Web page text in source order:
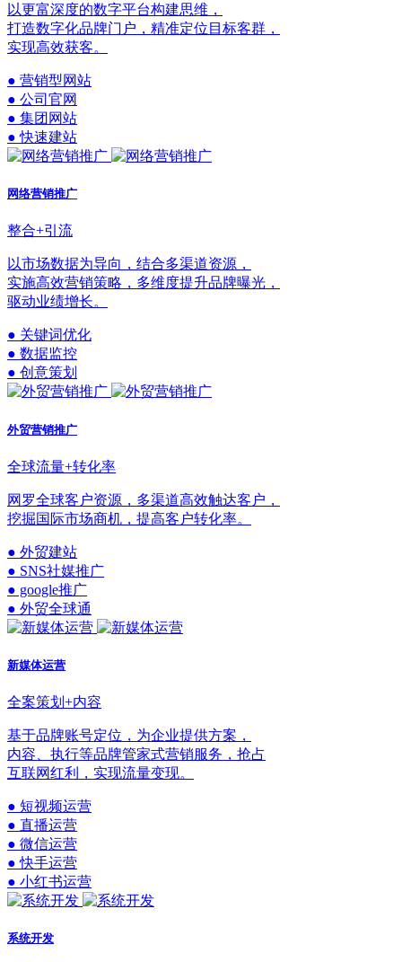
以更富深度的数字平台构建思维，
打造数字化品牌门户，精准定位目标客群，
实现高效获客。
● 营销型网站
● 公司官网
● 集团网站
● 快速建站
网络营销推广
整合+引流
以市场数据为导向，结合多渠道资源，
实施高效营销策略，多维度提升品牌曝光，
驱动业绩增长。
● 关键词优化
● 数据监控
● 创意策划
外贸营销推广
全球流量+转化率
网罗全球客户资源，多渠道高效触达客户，
挖掘国际市场商机，提高客户转化率。
● 外贸建站
● SNS社媒推广
● google推广
● 外贸全球通
新媒体运营
全案策划+内容
基于品牌账号定位，为企业提供方案，
内容、执行等品牌管家式营销服务，抢占
互联网红利，实现流量变现。
● 短视频运营
● 直播运营
● 微信运营
● 快手运营
● 小红书运营
系统开发